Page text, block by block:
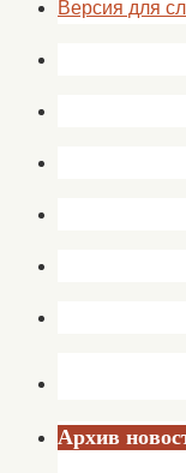
Версия для
Архив